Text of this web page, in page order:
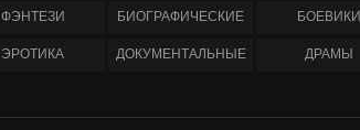
ФЭНТЕЗИ БИОГРАФИЧЕСКИЕ БОЕВИКИ
ЭРОТИКА ДОКУМЕНТАЛЬНЫЕ ДРАМЫ